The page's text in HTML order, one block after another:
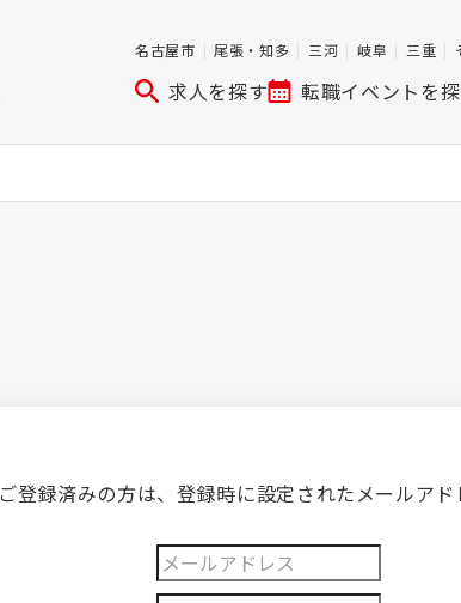
名古屋市 尾張・知多 三河 岐阜 三重
求人を探す 転職イベントを
ご登録済みの方は、登録時に設定されたメールア